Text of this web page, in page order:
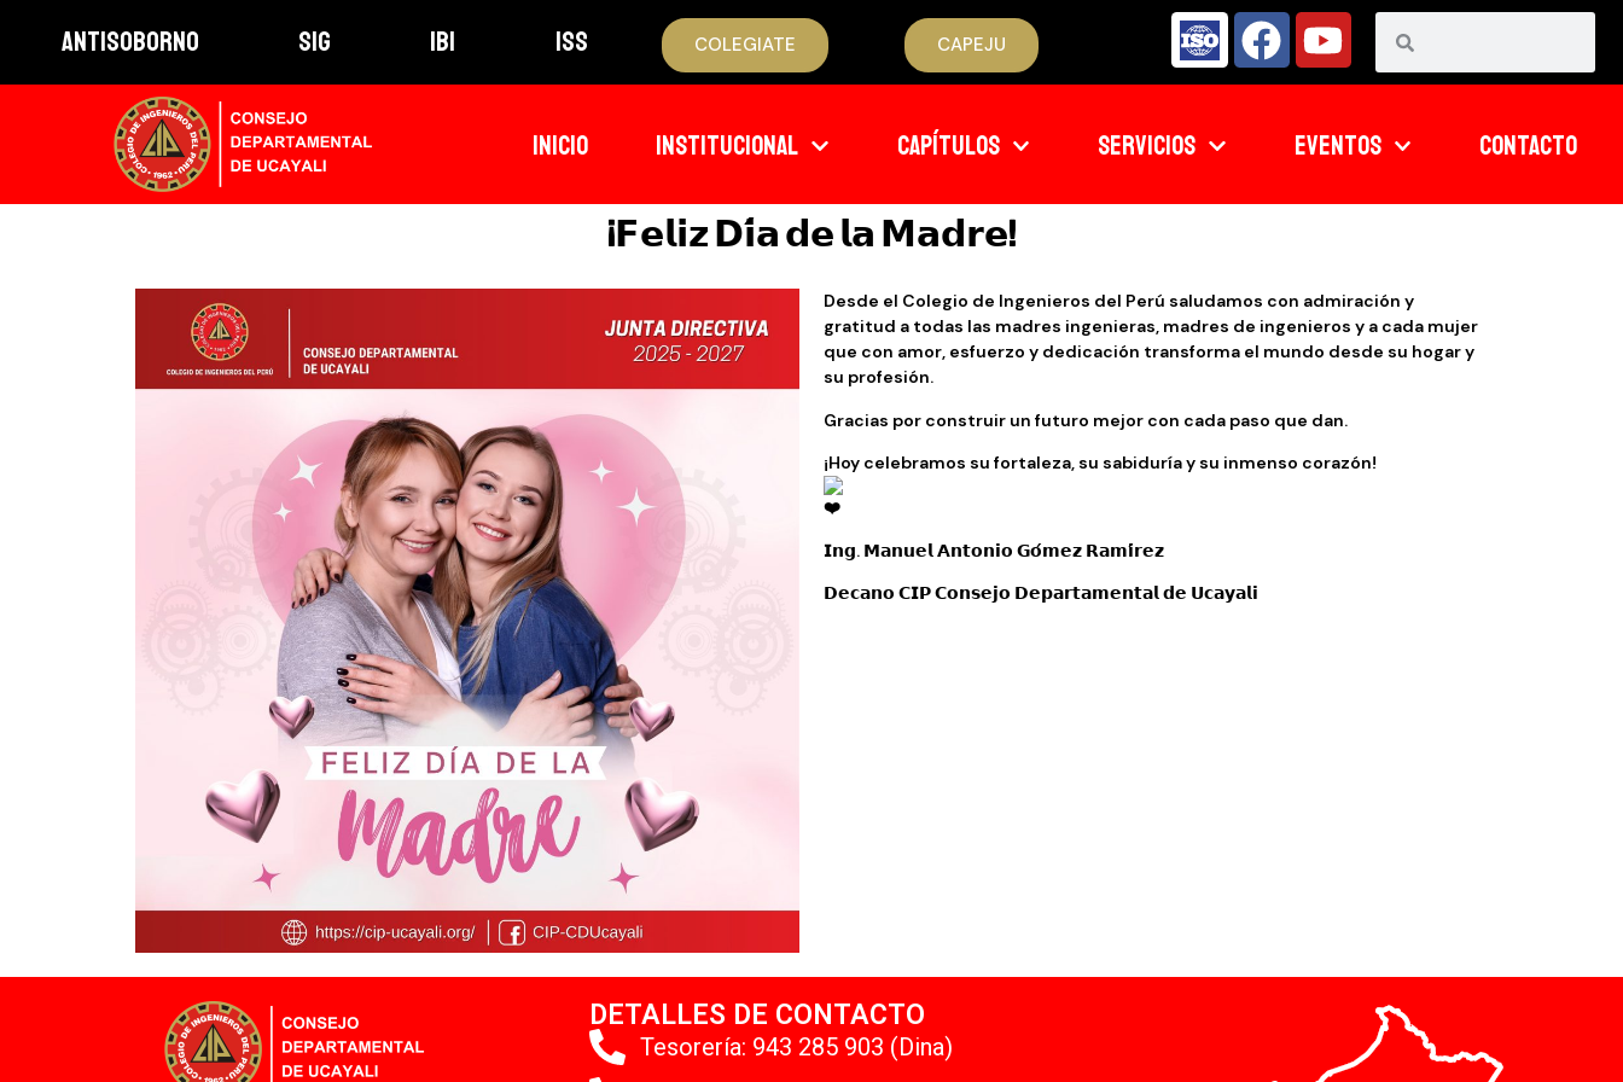
ANTISOBORNO SIG IBI ISS COLEGIATE CAPEJU
INICIO INSTITUCIONAL CAPÍTULOS SERVICIOS EVENTOS CONTACTO
¡𝗙𝗲𝗹𝗶𝘇 𝗗𝗶́𝗮 𝗱𝗲 𝗹𝗮 𝗠𝗮𝗱𝗿𝗲!
Desde el Colegio de Ingenieros del Perú saludamos con admiración y
gratitud a todas las madres ingenieras, madres de ingenieros y a cada mujer
que con amor, esfuerzo y dedicación transforma el mundo desde su hogar y
su profesión.
Gracias por construir un futuro mejor con cada paso que dan.
¡Hoy celebramos su fortaleza, su sabiduría y su inmenso corazón!
𝗜𝗻𝗴. 𝗠𝗮𝗻𝘂𝗲𝗹 𝗔𝗻𝘁𝗼𝗻𝗶𝗼 𝗚𝗼́𝗺𝗲𝘇 𝗥𝗮𝗺𝗶́𝗿𝗲𝘇
𝗗𝗲𝗰𝗮𝗻𝗼 𝗖𝗜𝗣 𝗖𝗼𝗻𝘀𝗲𝗷𝗼 𝗗𝗲𝗽𝗮𝗿𝘁𝗮𝗺𝗲𝗻𝘁𝗮𝗹 𝗱𝗲 𝗨𝗰𝗮𝘆𝗮𝗹𝗶
DETALLES DE CONTACTO
Tesorería: 943 285 903 (Dina)